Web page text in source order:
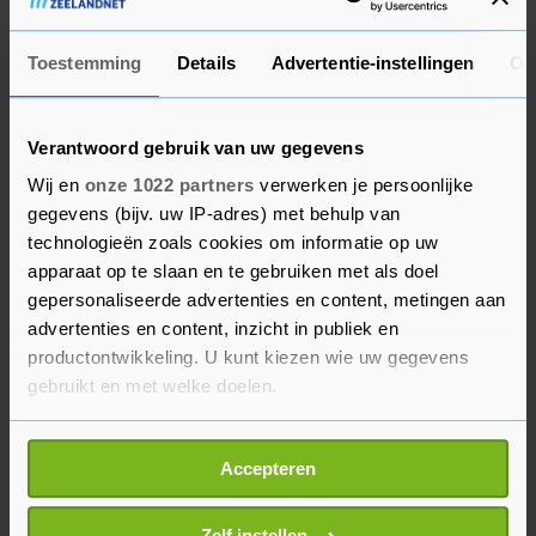
Toestemming Details Advertentie-instellingen
Verantwoord gebruik van uw gegevens
Wij en onze 1022 partners verwerken je persoonlijke
gegevens (bijv. uw IP-adres) met behulp van
technologieën zoals cookies om informatie op uw
apparaat op te slaan en te gebruiken met als doel
gepersonaliseerde advertenties en content, metingen aan
advertenties en content, inzicht in publiek en
productontwikkeling. U kunt kiezen wie uw gegevens
gebruikt en met welke doelen.
Als u het toestaat, willen we ook graag:
Informatie verzamelen over uw geografische
locatie, die tot een paar meter nauwkeurig kan zijn
Accepteren
vijftien festivals in totaal. De vereniging
benadrukt dat veel mensen alleen op festivals
kennis maken met podiumkunsten. Voorlopig
zou er nog eens 2 miljoen moeten worden
uitgetrokken voor andere festivals, al kunnen er
daar nooit vijftien mee worden bediend, zegt de
belangenorganisatie, die ook wel begrijpt dat op
dit moment niet alles mogelijk is.
Op Prinsjesdag wordt duidelijk wat de regering
overneemt van de cultuursubsidie-adviezen en in
november vergadert de Tweede Kamer erover.
Behalve over de financiering is er ook veel
discussie over het bestel zoals dat nu is. Velen
vinden dat het aan vernieuwing toe is, onder wie